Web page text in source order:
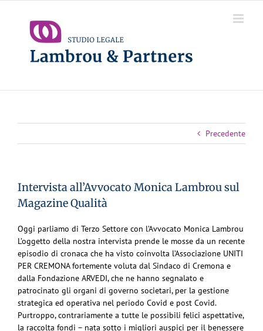
contenuto
Precedente
Intervista all’Avvocato Monica Lambrou sul
Magazine Qualità
Oggi parliamo di Terzo Settore con l’Avvocato Monica Lambrou
L’oggetto della nostra intervista prende le mosse da un recente
episodio di cronaca che ha visto coinvolta l’Associazione UNITI
PER CREMONA fortemente voluta dal Sindaco di Cremona e
dalla Fondazione ARVEDI, che ne hanno segnalato e
patrocinato gli organi di governo societari, per la gestione
strategica ed operativa nel periodo Covid e post Covid.
Purtroppo, contrariamente a tutte le possibili felici aspettative,
la raccolta fondi – nata sotto i migliori auspici per il benessere